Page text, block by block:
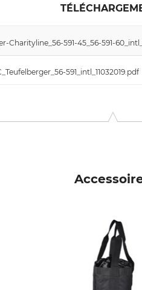
Charityline_56-591-45_56-591-
591_intl_11032019.pdf